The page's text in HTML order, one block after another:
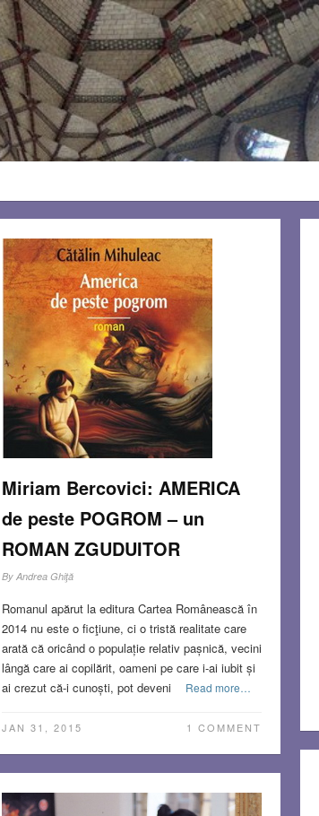
Miriam Bercovici: AMERICA
de peste POGROM – un
ROMAN ZGUDUITOR
By Andrea Ghiţă
Romanul apărut la editura Cartea Românească în
2014 nu este o ficţiune, ci o tristă realitate care
arată că oricând o populație relativ pașnică, vecini
lângă care ai copilărit, oameni pe care i-ai iubit și
ai crezut că-i cunoști, pot deveni
Read more…
JAN 31, 2015 1 COMMENT